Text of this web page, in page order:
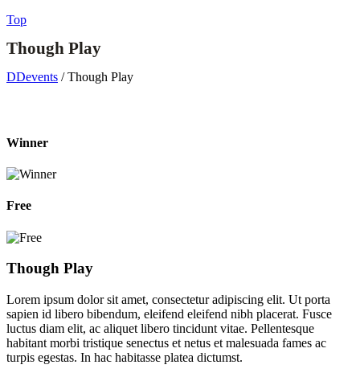
Top
Though Play
DDevents /Though Play
Winner
Free
Though Play
Lorem ipsum dolor sit amet, consectetur adipiscing elit. Ut porta
sapien id libero bibendum, eleifend eleifend nibh placerat. Fusce
luctus diam elit, ac aliquet libero tincidunt vitae. Pellentesque
habitant morbi tristique senectus et netus et malesuada fames ac
turpis egestas. In hac habitasse platea dictumst.